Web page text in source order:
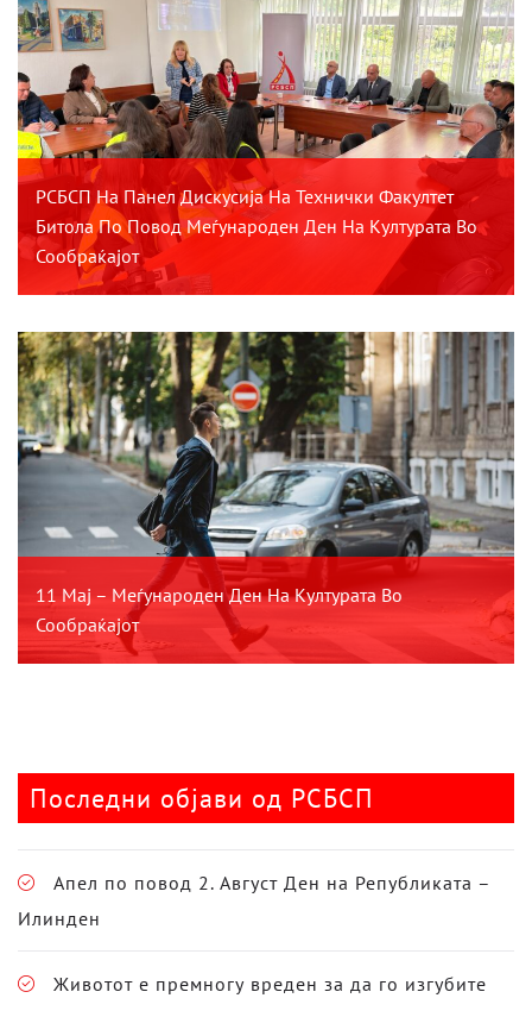
РСБСП На Панел Дискусија На Технички Факултет
Битола По Повод Меѓународен Ден На Културата Во
Сообраќајот
11 Мај – Меѓународен Ден На Културата Во
Сообраќајот
Последни објави од РСБСП
Апел по повод 2. Август Ден на Републиката –
Илинден
Животот е премногу вреден за да го изгубите